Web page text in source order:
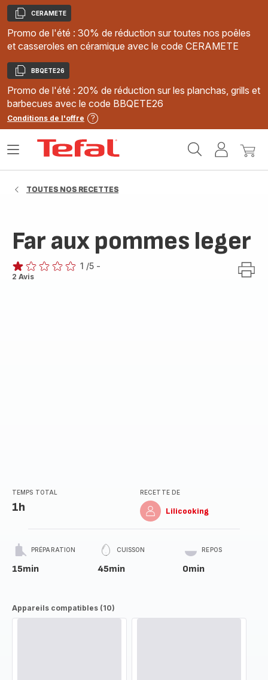
Copier
CERAMETE
Promo de l'été : 30% de réduction sur toutes nos poêles
et casseroles en céramique avec le code CERAMETE
Copier
BBQETE26
Promo de l'été : 20% de réduction sur les planchas, grills et
barbecues avec le code BBQETE26
Conditions de l'offre
MonMon
Ouvrir
TOUTES NOS RECETTES
Far aux pommes leger
Avis
1 /5 -
2 Avis
TEMPS TOTAL
1h
RECETTE DE
Lilicooking
PRÉPARATION
15min
CUISSON
45min
REPOS
0min
Appareils compatibles (10)